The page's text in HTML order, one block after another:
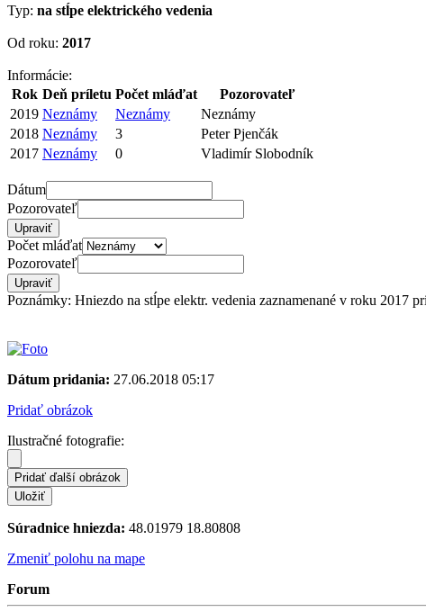
Typ: na stĺpe elektrického vedenia
Od roku: 2017
Informácie:
Rok Deň príletu Počet mláďat
Pozorovateľ
2019 Neznámy Neznámy
Neznámy
2018 Neznámy 3
Peter Pjenčák
2017 Neznámy 0 Vladimír Slobodník
Dátum
Pozorovateľ
Počet mláďat
Pozorovateľ
Poznámky: Hniezdo na stĺpe elektr. vedenia zaznamenané v roku 2017
Dátum pridania: 27.06.2018 05:17
Pridať obrázok
Ilustračné fotografie:
Súradnice hniezda: 48.01979 18.80808
Zmeniť polohu na mape
Forum